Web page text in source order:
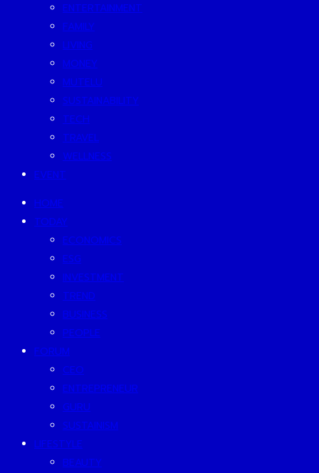
ENTERTAINMENT
FAMILY
LIVING
MONEY
MUTELU
SUSTAINABILITY
TECH
TRAVEL
WELLNESS
EVENT
HOME
TODAY
ECONOMICS
ESG
INVESTMENT
TREND
BUSINESS
PEOPLE
FORUM
CEO
ENTREPRENEUR
GURU
SUSTAINISM
LIFESTYLE
BEAUTY